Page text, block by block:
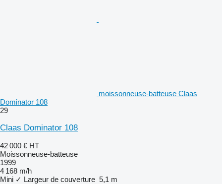
moissonneuse-batteuse Claas
Dominator 108
29
Claas Dominator 108
42 000 € HT
Moissonneuse-batteuse
1999
4 168 m/h
Mini ✓ Largeur de couverture 5,1 m